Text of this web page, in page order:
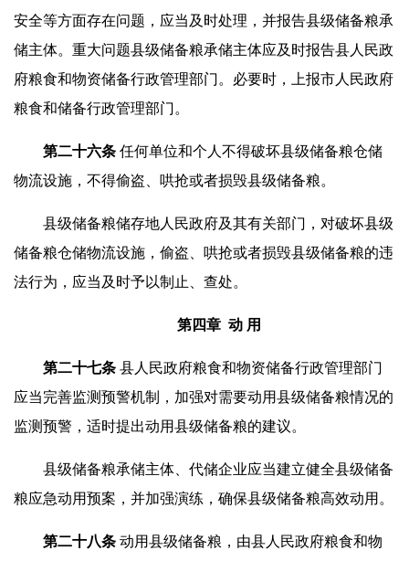
安全等方面存在问题，应当及时处理，并报告县级储备粮承
储主体。重大问题县级储备粮承储主体应及时报告县人民政
府粮食和物资储备行政管理部门。必要时，上报市人民政府
粮食和储备行政管理部门。
第二十六条 任何单位和个人不得破坏县级储备粮仓储
物流设施，不得偷盗、哄抢或者损毁县级储备粮。
县级储备粮储存地人民政府及其有关部门，对破坏县级
储备粮仓储物流设施，偷盗、哄抢或者损毁县级储备粮的违
法行为，应当及时予以制止、查处。
第四章 动 用
第二十七条 县人民政府粮食和物资储备行政管理部门
应当完善监测预警机制，加强对需要动用县级储备粮情况的
监测预警，适时提出动用县级储备粮的建议。
县级储备粮承储主体、代储企业应当建立健全县级储备
粮应急动用预案，并加强演练，确保县级储备粮高效动用。
第二十八条 动用县级储备粮，由县人民政府粮食和物